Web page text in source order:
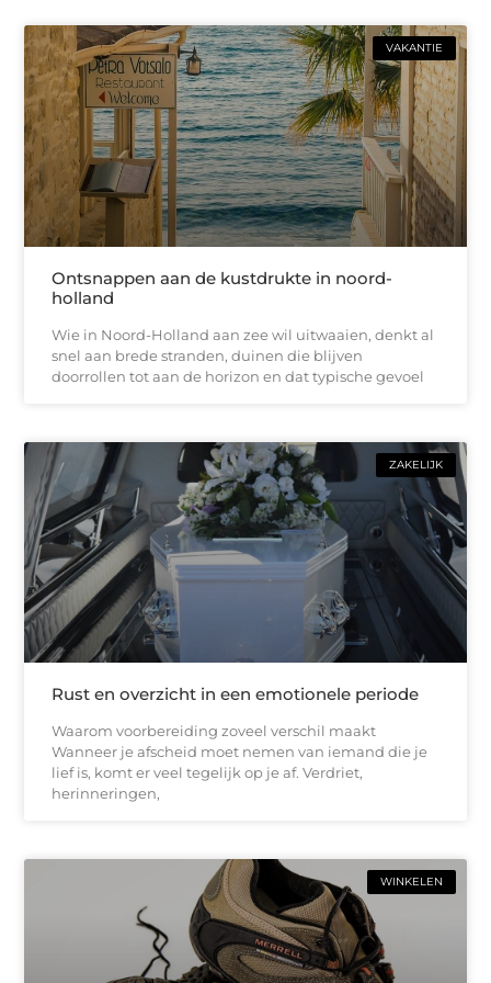
VAKANTIE
Ontsnappen aan de kustdrukte in noord-
holland
Wie in Noord-Holland aan zee wil uitwaaien, denkt al
snel aan brede stranden, duinen die blijven
doorrollen tot aan de horizon en dat typische gevoel
ZAKELIJK
Rust en overzicht in een emotionele periode
Waarom voorbereiding zoveel verschil maakt
Wanneer je afscheid moet nemen van iemand die je
lief is, komt er veel tegelijk op je af. Verdriet,
herinneringen,
WINKELEN